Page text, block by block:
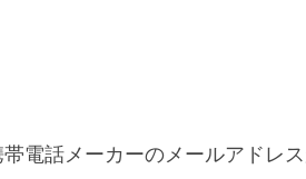
電話メーカーのメールアドレ